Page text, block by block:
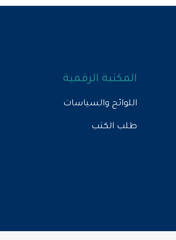
المكتبة الرقمية
اللوائح والسياسات
طلب الكتب